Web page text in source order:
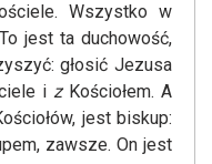
Wszystko w
jest ta duchowość,
głosić Jezusa
i zKościołem. A
jest biskup:
zawsze. On jest